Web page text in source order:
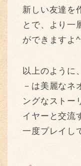
新しい友達を
とで、より一
ができますよ
以上のように
－は美麗なネ
ングなストー
イヤーと交流
一度プレイし